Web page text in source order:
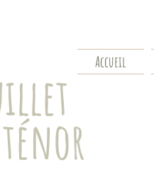
Accueil